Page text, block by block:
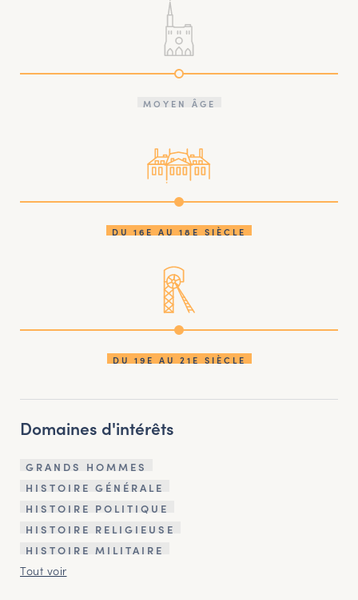
MOYEN ÂGE
DU 16E AU 18E SIÈCLE
DU 19E AU 21E SIÈCLE
Domaines d'intérêts
GRANDS HOMMES
HISTOIRE GÉNÉRALE
HISTOIRE POLITIQUE
HISTOIRE RELIGIEUSE
HISTOIRE MILITAIRE
Tout voir